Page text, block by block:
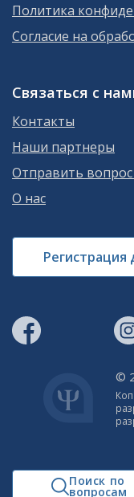
Поиск по
вопросам
Политика
Согласие на
Связаться с
Контакты
Наши партнеры
Отправить вопрос
О нас
Регистрация
©